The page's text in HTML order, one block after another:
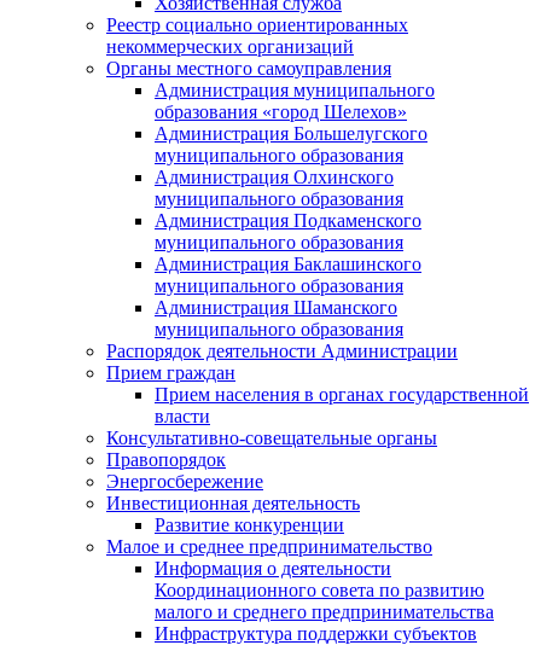
Реестр социально ориентированных
некоммерческих организаций
Органы местного самоуправления
Администрация муниципального
образования «город Шелехов»
Администрация Большелугского
муниципального образования
Администрация Олхинского
муниципального образования
Администрация Подкаменского
муниципального образования
Администрация Баклашинского
муниципального образования
Администрация Шаманского
муниципального образования
Распорядок деятельности Администрации
Прием граждан
Прием населения в органах государственной
власти
Консультативно-совещательные органы
Правопорядок
Энергосбережение
Инвестиционная деятельность
Развитие конкуренции
Малое и среднее предпринимательство
Информация о деятельности
Координационного совета по развитию
малого и среднего предпринимательства
Инфраструктура поддержки субъектов